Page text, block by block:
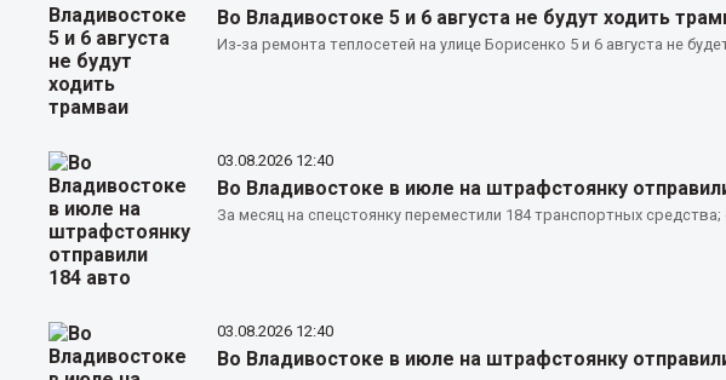
Во Владивостоке 5 и 6 августа не будут ходить
Из‑за ремонта теплосетей на улице Борисенко 5 и 6 августа не
03.08.2026 12:40
Во Владивостоке в июле на штрафстоянку
За месяц на спецстоянку переместили 184 транспортных средства;
03.08.2026 12:40
Во Владивостоке в июле на штрафстоянку